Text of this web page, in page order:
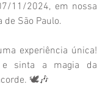
11/2024, em nossa
de São Paulo.
experiência única!
sinta a magia da
🕊️🎶